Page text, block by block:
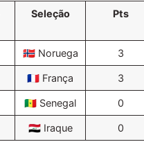
Seleção Pts
🇳🇴 Noruega 3
🇫🇷 França 3
🇸🇳 Senegal 0
🇮🇶 Iraque 0